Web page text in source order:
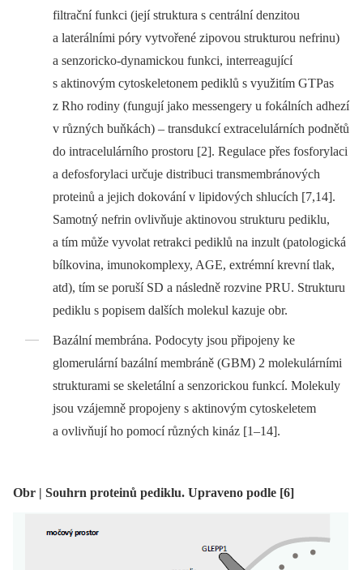
filtrační funkci (její struktura s centrální denzitou
a laterálními póry vytvořené zipovou strukturou nefrinu)
a senzoricko-dynamickou funkci, interreagující
s aktinovým cytoskeletonem pediklů s využitím GTPas
z Rho rodiny (fungují jako messengery u fokálních adhezí
v různých buňkách) –⁠ transdukcí extracelulárních podnětů
do intracelulárního prostoru [2]. Regulace přes fosforylaci
a defosforylaci určuje distribuci transmembránových
proteinů a jejich dokování v lipidových shlucích [7,14].
Samotný nefrin ovlivňuje aktinovou strukturu pediklu,
a tím může vyvolat retrakci pediklů na inzult (patologická
bílkovina, imunokomplexy, AGE, extrémní krevní tlak,
atd), tím se poruší SD a následně rozvine PRU. Strukturu
pediklu s popisem dalších molekul kazuje obr.
Bazální membrána. Podocyty jsou připojeny ke
glomerulární bazální membráně (GBM) 2 molekulárními
strukturami se skeletální a senzorickou funkcí. Molekuly
jsou vzájemně propojeny s aktinovým cytoskeletem
a ovlivňují ho pomocí různých kináz [1–14].
Obr | Souhrn proteinů pediklu. Upraveno podle [6]